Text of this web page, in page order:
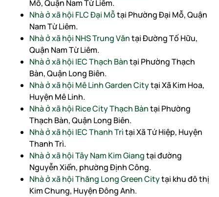
Mỗ, Quận Nam Từ Liêm.
Nhà ở xã hội FLC Đại Mỗtại Phường Đại Mỗ, Quận
Nam Từ Liêm.
Nhà ở xã hội NHS Trung Văntại Đường Tố Hữu,
Quận Nam Từ Liêm.
Nhà ở xã hội IEC Thạch Bàntại Phường Thạch
Bàn, Quận Long Biên.
Nhà ở xã hội Mê Linh Garden Citytại Xã Kim Hoa,
Huyện Mê Linh.
Nhà ở xã hội Rice City Thạch Bàntại Phường
Thạch Bàn, Quận Long Biên.
Nhà ở xã hội IEC Thanh Trìtại Xã Tứ Hiệp, Huyện
Thanh Trì.
Nhà ở xã hội Tây Nam Kim Giangtại đường
Nguyễn Xiển, phường Định Công.
Nhà ở xã hội Thăng Long Green Citytại khu đô thị
Kim Chung, Huyện Đông Anh.